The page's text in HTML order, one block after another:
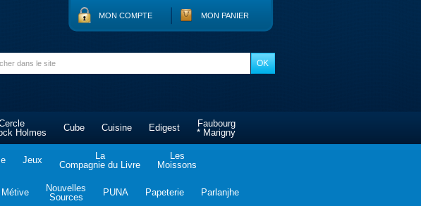
MON COMPTE MON PANIER
Holmes
Cube Cuisine Edigest
Faubourg
* Marigny
Jeux
La
Compagnie du Livre
Les
Moissons
Métive
Nouvelles
Sources
PUNA Papeterie Parlanjhe